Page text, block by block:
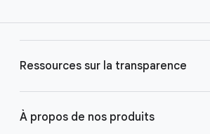
a
l
o
d
u
l
Ressources sur la transparence
Centre de transparence publicitaire
À propos de nos produits